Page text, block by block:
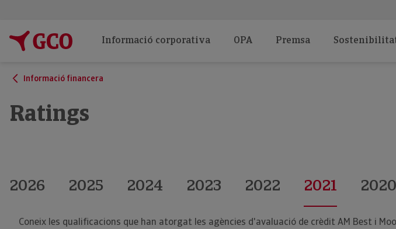
Informació corporativa OPA Premsa
Informació financera
Ratings
2026 2025 2024 2023 2022 2021 2020
Coneix les qualificacions que han atorgat les agències d'avaluació de crèdit AM Best i